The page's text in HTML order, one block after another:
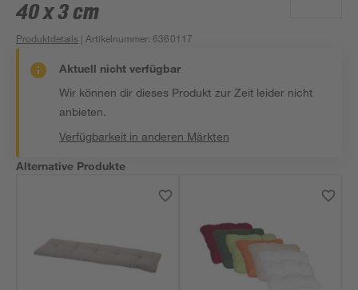
40 x 3 cm
Produktdetails | Artikelnummer:6360117
Aktuell nicht verfügbar
Wir können dir dieses Produkt zur Zeit leider nicht
anbieten.
Verfügbarkeit in anderen Märkten
Alternative Produkte